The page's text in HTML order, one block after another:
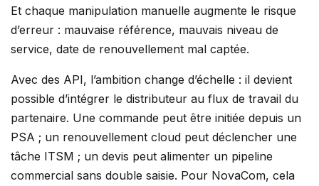
Et chaque manipulation manuelle augmente le risque
d’erreur : mauvaise référence, mauvais niveau de
service, date de renouvellement mal captée.
Avec des API, l’ambition change d’échelle : il devient
possible d’intégrer le distributeur au flux de travail du
partenaire. Une commande peut être initiée depuis un
PSA ; un renouvellement cloud peut déclencher une
tâche ITSM ; un devis peut alimenter un pipeline
commercial sans double saisie. Pour NovaCom, cela